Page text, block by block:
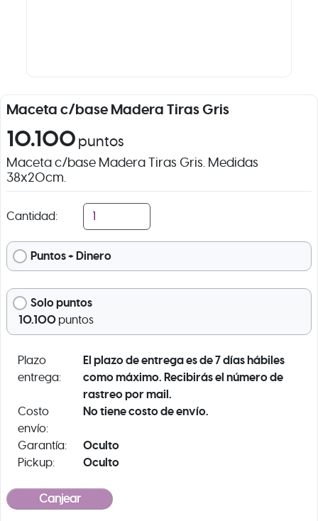
Maceta c/base Madera Tiras Gris
10.100 puntos
Maceta c/base Madera Tiras Gris. Medidas
38x20cm.
Cantidad:
Puntos + Dinero
Solo puntos
10.100 puntos
Plazo
entrega:
El plazo de entrega es de 7 días hábiles
como máximo. Recibirás el número de
rastreo por mail.
Costo
envío:
No tiene costo de envío.
Garantía: Oculto
Pickup: Oculto